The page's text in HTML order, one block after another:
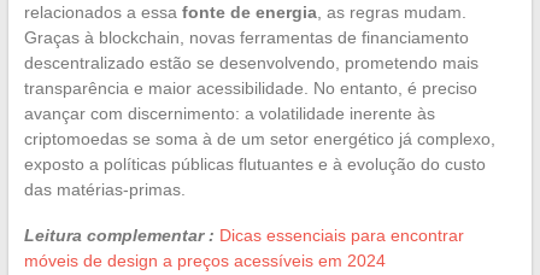
relacionados a essa fonte de energia, as regras mudam.
Graças à blockchain, novas ferramentas de financiamento
descentralizado estão se desenvolvendo, prometendo mais
transparência e maior acessibilidade. No entanto, é preciso
avançar com discernimento: a volatilidade inerente às
criptomoedas se soma à de um setor energético já complexo,
exposto a políticas públicas flutuantes e à evolução do custo
das matérias-primas.
Leitura complementar : Dicas essenciais para encontrar
móveis de design a preços acessíveis em 2024